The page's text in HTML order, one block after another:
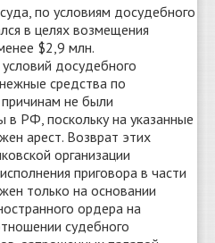
по условиям досудебного
в целях возмещения
$2,9 млн.
досудебного
средства по
не были
РФ, поскольку на указанные
арест. Возврат этих
организации
приговора в части
только на основании
ордера на
судебного